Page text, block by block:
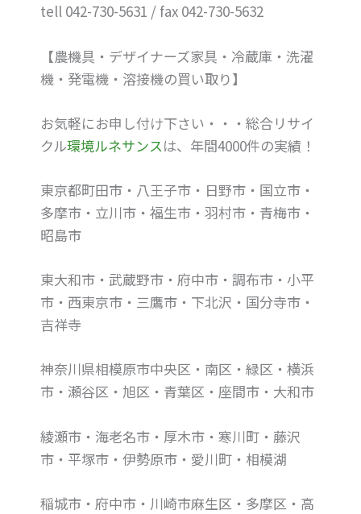
tell 042-730-5631 / fax 042-730-5632
【農機具・デザイナーズ家具・冷蔵庫・洗濯
機・発電機・溶接機の買い取り】
お気軽にお申し付け下さい・・・総合リサイ
クル環境ルネサンスは、年間4000件の実績！
東京都町田市・八王子市・日野市・国立市・
多摩市・立川市・福生市・羽村市・青梅市・
昭島市
東大和市・武蔵野市・府中市・調布市・小平
市・西東京市・三鷹市・下北沢・国分寺市・
吉祥寺
神奈川県相模原市中央区・南区・緑区・横浜
市・瀬谷区・旭区・青葉区・座間市・大和市
綾瀬市・海老名市・厚木市・寒川町・藤沢
市・平塚市・伊勢原市・愛川町・相模湖
稲城市・府中市・川崎市麻生区・多摩区・高